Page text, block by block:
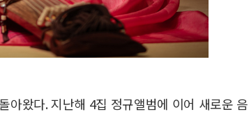
왔다. 지난해 4집 정규앨범에 이어 새로운 음